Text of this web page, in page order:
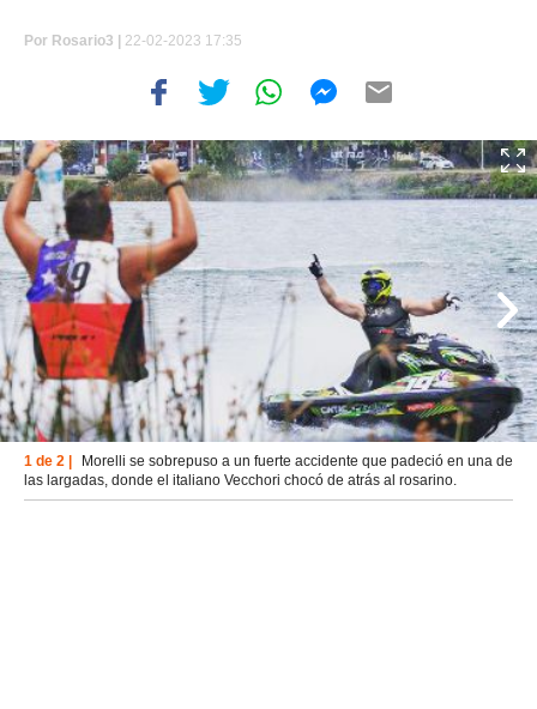
Por Rosario3 | 22-02-2023 17:35
1 de 2 |
Morelli se sobrepuso a un fuerte accidente que padeció en una de
las largadas, donde el italiano Vecchori chocó de atrás al rosarino.